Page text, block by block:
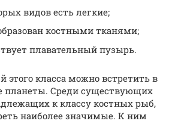
видов есть легкие;
костными тканями;
плавательный пузырь.
этого класса можно встретить в
планеты. Среди существующих
к классу костных рыб,
наиболее значимые. К ним